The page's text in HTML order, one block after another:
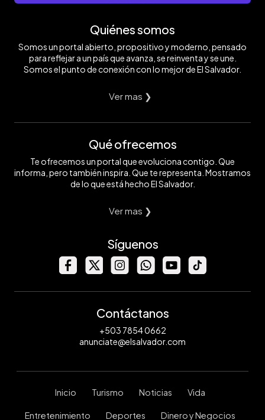
Quiénes somos
Somos un portal abierto, propositivo y moderno, pensado
para reflejar a un país que avanza, se reinventa y se une.
Somos el punto de conexión con lo mejor de El Salvador.
Ver mas ❯
Qué ofrecemos
Te ofrecemos un portal que evoluciona contigo. Que
informa, pero también inspira. Que te representa. Mostramos
de lo que está hecho El Salvador.
Ver mas ❯
Síguenos
Contáctanos
+503 7854 0662
anunciate@elsalvador.com
Inicio Turismo Noticias Vida
Entretenimiento Deportes Dinero y Negocios